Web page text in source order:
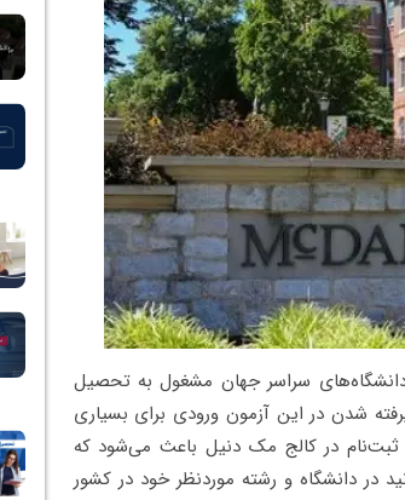
سراسر جهان مشغول به تحصیل
شدن در این آزمون ورودی برای بسیاری
ثبت‌نام در کالج مک دنیل باعث می‌شود که
در دانشگاه و رشته موردنظر خود در کشور